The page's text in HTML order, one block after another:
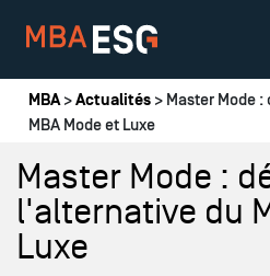
Vous êtes ici
MBA>Actualités > Master Mode
MBA Mode et Luxe
Master Mode :
l'alternative du
Luxe